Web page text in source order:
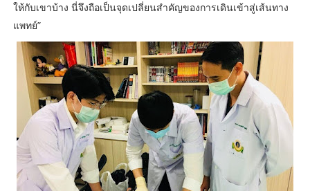
ให้กับเขาบ้าง นี่จึงถือเป็นจุดเปลี่ยนสำคัญของการเดินเข้าสู่เส้นทาง
แพทย์”